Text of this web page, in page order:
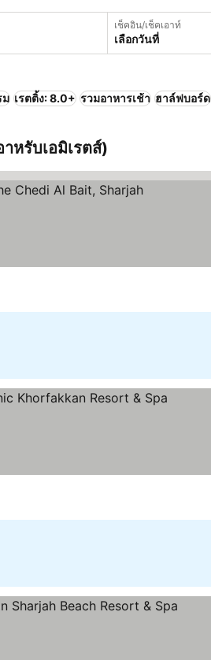
เช็คอิน/เช็คเอาท์
เลือกวันที่
ม เรตติ้ง: 8.0+ รวมอาหารเช้า ฮาล์ฟบอร์ด
หรับเอมิเรตส์)